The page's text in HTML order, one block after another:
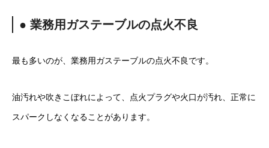
● 業務用ガステーブルの点火不良
最も多いのが、業務用ガステーブルの点火不良です。
油汚れや吹きこぼれによって、点火プラグや火口が汚れ、正常に
スパークしなくなることがあります。